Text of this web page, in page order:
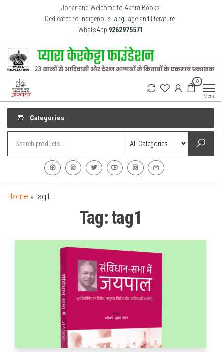
content
Johar and Welcome to Akhra Books
Dedicated to indigenous language and literature.
WhatsApp 9262975571
indigenous
culture,
language
and
literature
years.
0
Menu
Categories
Home »tag1
Tag: tag1